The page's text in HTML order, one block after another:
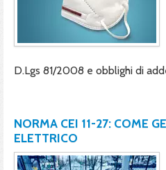
D.Lgs 81/2008 e obblighi di
NORMA CEI 11-27: COME
ELETTRICO